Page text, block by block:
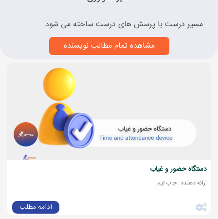
مسیر درست با پرسش های درست ساخته می شود
مشاهده تمام مطالب نویسنده
دستگاه حضور و غیاب
ارائه دهنده : جاب تیم
ادامه مطلب